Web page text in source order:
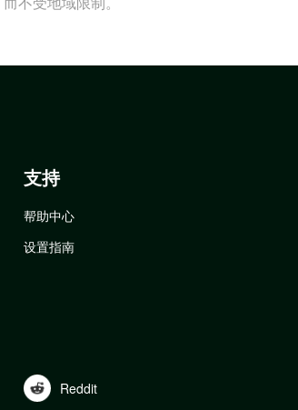
支持
帮助中心
设置指南
Reddit